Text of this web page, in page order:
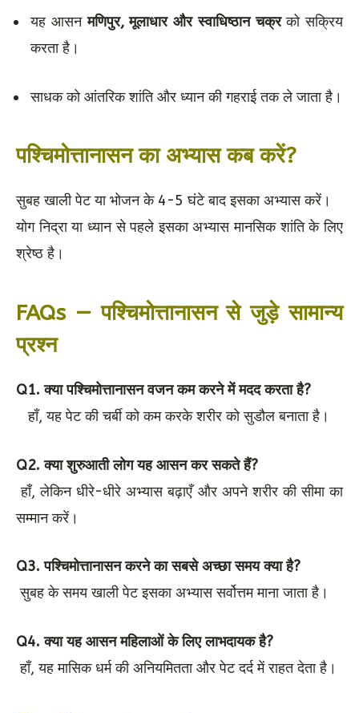
यह आसनमणिपुर, मूलाधार और स्वाधिष्ठान चक्रको सक्रिय
करता है।
साधक को आंतरिक शांति और ध्यान की गहराई तक ले जाता है।
पश्चिमोत्तानासन का अभ्यास कब करें?
सुबह खाली पेट या भोजन के 4-5 घंटे बाद इसका अभ्यास करें।
योग निद्रा या ध्यान से पहले इसका अभ्यास मानसिक शांति के लिए
श्रेष्ठ है।
FAQs — पश्चिमोत्तानासन से जुड़े सामान्य
प्रश्न
Q1. क्या पश्चिमोत्तानासन वजन कम करने में मदद करता है?
हाँ, यह पेट की चर्बी को कम करके शरीर को सुडौल बनाता है।
Q2. क्या शुरुआती लोग यह आसन कर सकते हैं?
हाँ, लेकिन धीरे-धीरे अभ्यास बढ़ाएँ और अपने शरीर की सीमा का
सम्मान करें।
Q3. पश्चिमोत्तानासन करने का सबसे अच्छा समय क्या है?
सुबह के समय खाली पेट इसका अभ्यास सर्वोत्तम माना जाता है।
Q4. क्या यह आसन महिलाओं के लिए लाभदायक है?
हाँ, यह मासिक धर्म की अनियमितता और पेट दर्द में राहत देता है।